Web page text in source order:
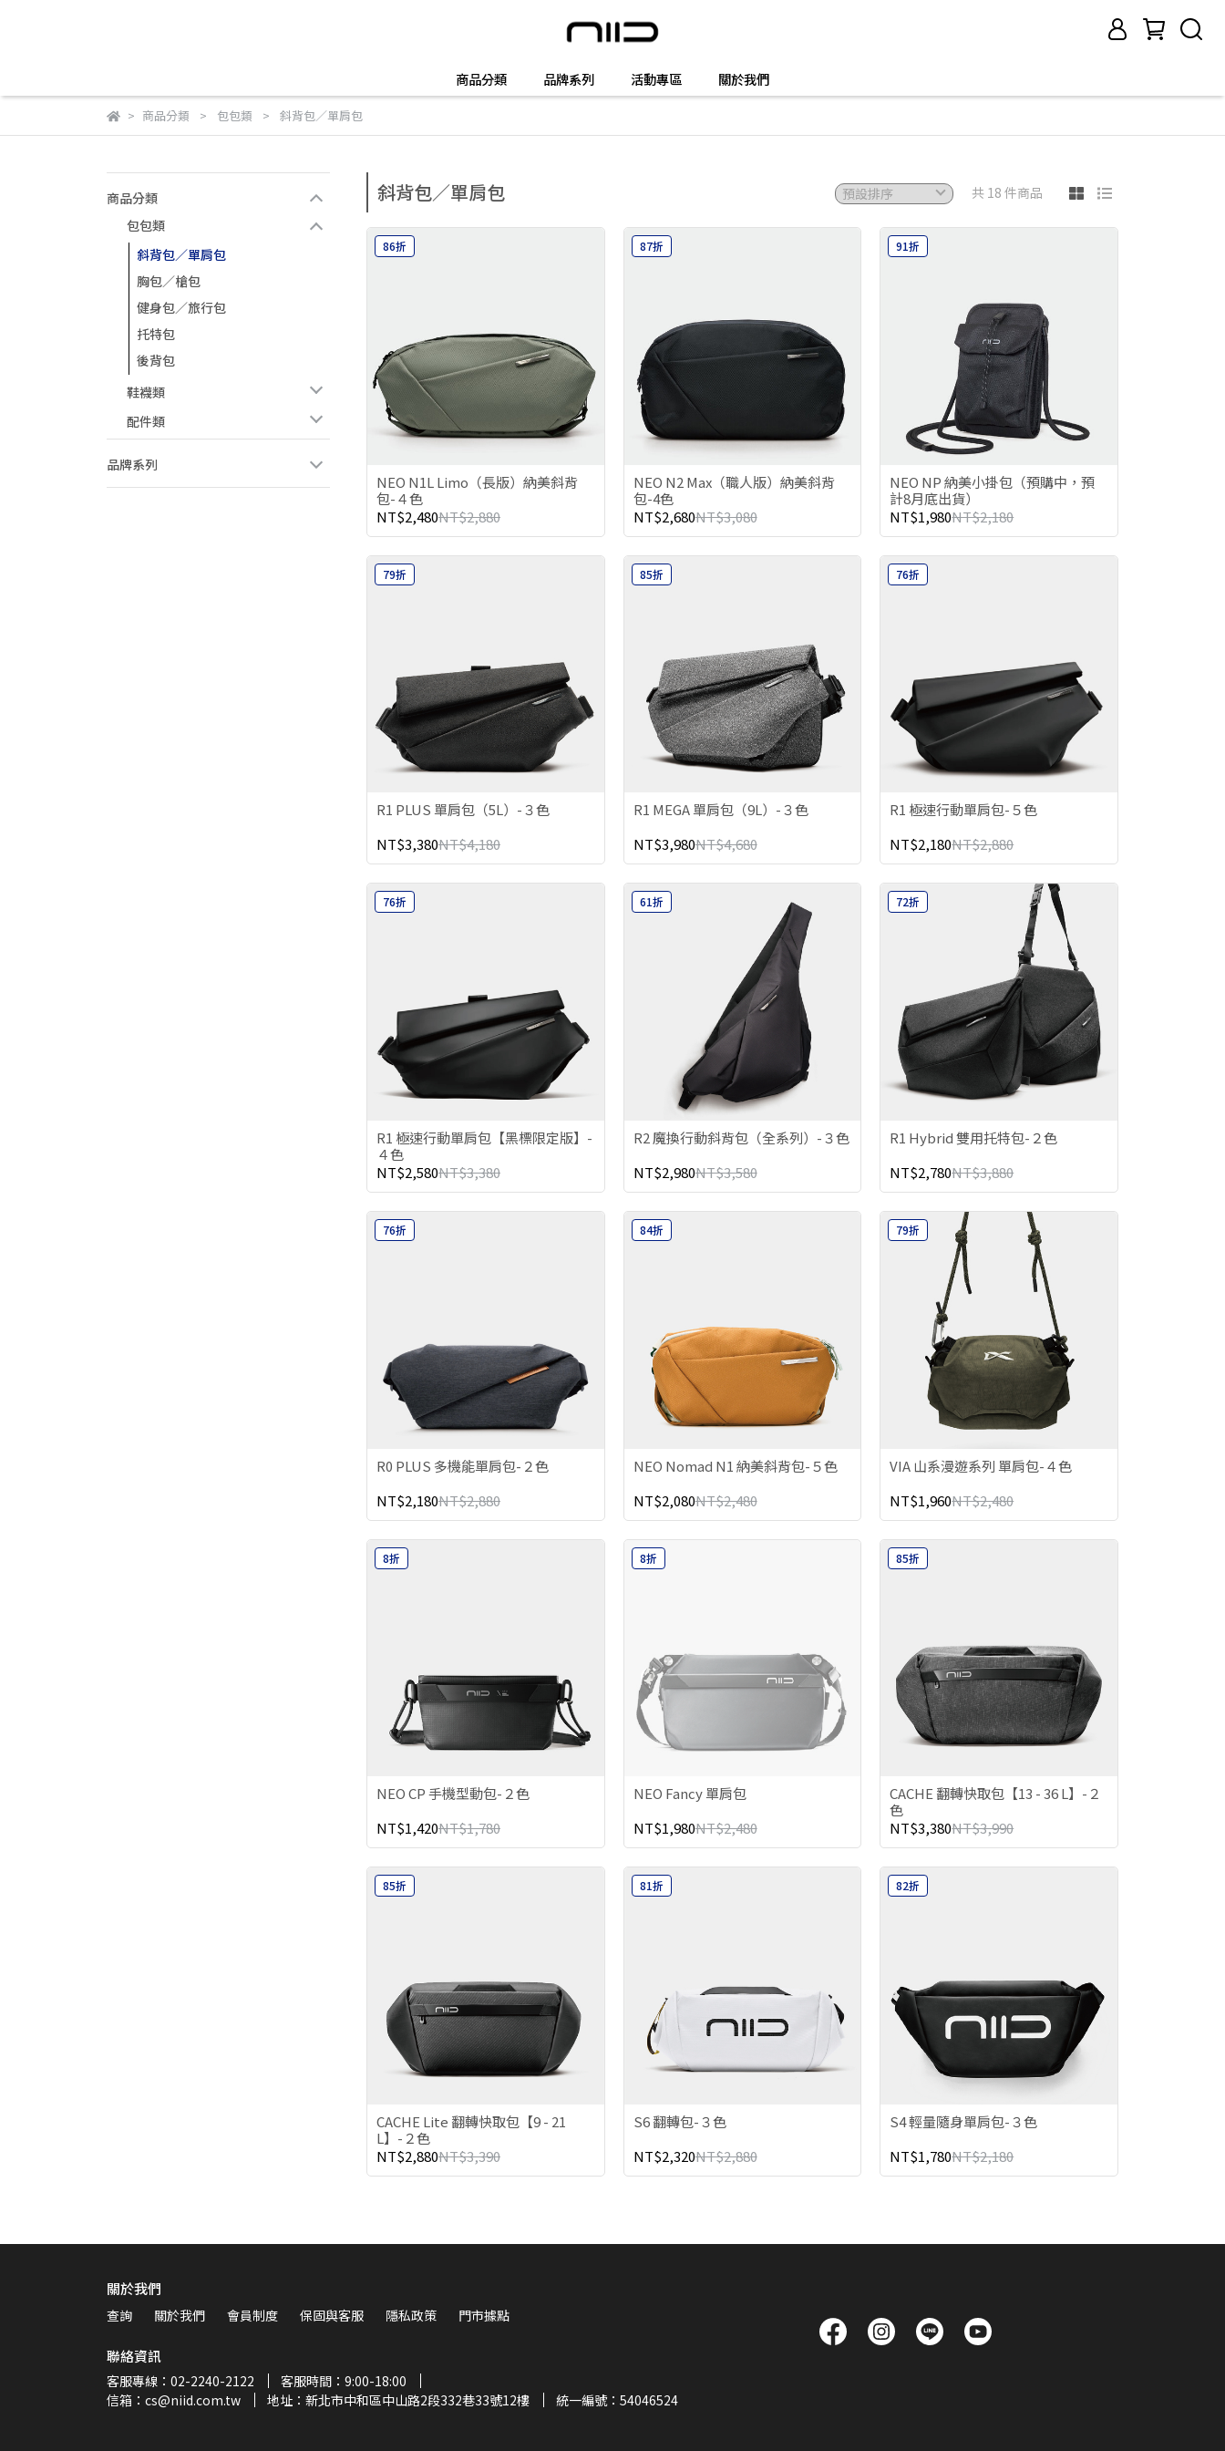
商品分類 品牌系列 活動專區 關於我們
商品分類 包包類 斜背包／單肩包
商品分類
包包類
斜背包／單肩包
胸包／槍包
健身包／旅行包
托特包
後背包
鞋襪類
配件類
品牌系列
斜背包／單肩包 共 18 件商品
86折
NEO N1L Limo（長版）納美斜背
包-４色
NT$2,480NT$2,880
87折
NEO N2 Max（職人版）納美斜背
包-4色
NT$2,680NT$3,080
91折
NEO NP 納美小掛包（預購中，預
計8月底出貨）
NT$1,980NT$2,180
79折
R1 PLUS 單肩包（5L）-３色
NT$3,380NT$4,180
85折
R1 MEGA 單肩包（9L）-３色
NT$3,980NT$4,680
76折
R1 極速行動單肩包-５色
NT$2,180NT$2,880
76折
R1 極速行動單肩包【黑標限定版】-
４色
NT$2,580NT$3,380
61折
R2 魔換行動斜背包（全系列）-３色
NT$2,980NT$3,580
72折
R1 Hybrid 雙用托特包-２色
NT$2,780NT$3,880
76折
R0 PLUS 多機能單肩包-２色
NT$2,180NT$2,880
84折
NEO Nomad N1 納美斜背包-５色
NT$2,080NT$2,480
79折
VIA 山系漫遊系列 單肩包-４色
NT$1,960NT$2,480
8折
NEO CP 手機型動包-２色
NT$1,420NT$1,780
8折
NEO Fancy 單肩包
NT$1,980NT$2,480
85折
CACHE 翻轉快取包【13 - 36 L】-２
色
NT$3,380NT$3,990
85折
CACHE Lite 翻轉快取包【9 - 21
L】-２色
NT$2,880NT$3,390
81折
S6 翻轉包-３色
NT$2,320NT$2,880
82折
S4 輕量隨身單肩包-３色
NT$1,780NT$2,180
關於我們
查詢 關於我們 會員制度 保固與客服 隱私政策 門市據點
聯絡資訊
客服專線：02-2240-2122
客服時間：9:00-18:00
信箱：cs@niid.com.tw
地址：新北市中和區中山路2段332巷33號12樓 統一編號：54046524